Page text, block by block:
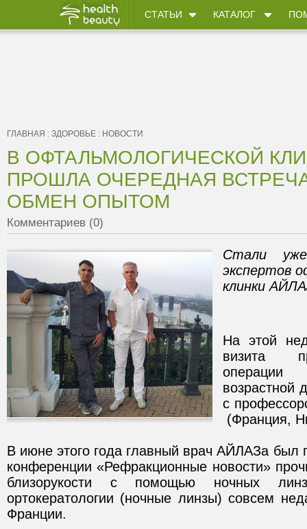
СТАТЬИ КАТАЛОГ
ГЛАВНАЯ : ЗДОРОВЬЕ : НОВОСТИ
В ОФТАЛЬМОЛОГИЧЕСКОЙ
ПРОШЛА ОЧЕРЕДНАЯ
ОБМЕН ОПЫТОМ
Комментариев (0)
Стали
экспертов
клинки
На этой
визита
операции
возрастной
с
(Франция,
В июне этого года главный врач АЙЛАЗа был
конференции «Рефракционные новости»
близорукости с помощью ночных
ортокератологии (ночные линзы) совсем
Франции.